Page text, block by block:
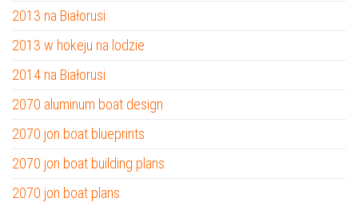
2013 na Białorusi
2013 w hokeju na lodzie
2014 na Białorusi
2070 aluminum boat design
2070 jon boat blueprints
2070 jon boat building plans
2070 jon boat plans